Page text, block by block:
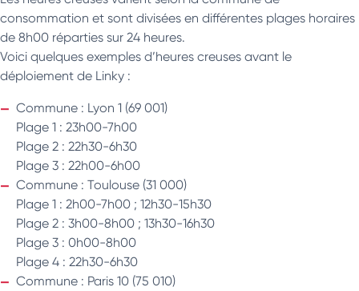
consommation et sont divisées en différentes plages horaires
de 8h00 réparties sur 24 heures.
Voici quelques exemples d’heures creuses avant le
déploiement de Linky :
Commune : Lyon 1 (69 001)
Plage 1 : 23h00-7h00
Plage 2 : 22h30-6h30
Plage 3 : 22h00-6h00
Commune : Toulouse (31 000)
Plage 1 : 2h00-7h00 ; 12h30-15h30
Plage 2 : 3h00-8h00 ; 13h30-16h30
Plage 3 : 0h00-8h00
Plage 4 : 22h30-6h30
Commune : Paris 10 (75 010)